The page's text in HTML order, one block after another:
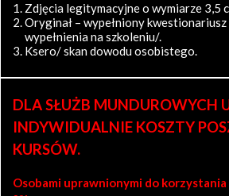
Zdjęcia legitymacyjne o wymiarze 3,5
Oryginał – wypełniony
wypełnienia na szkoleniu/.
Ksero/ skan dowodu osobistego.
DLA SŁUŻB MUNDUROWYCH
INDYWIDUALNIE KOSZTY
KURSÓW.
Osobami uprawnionymi do